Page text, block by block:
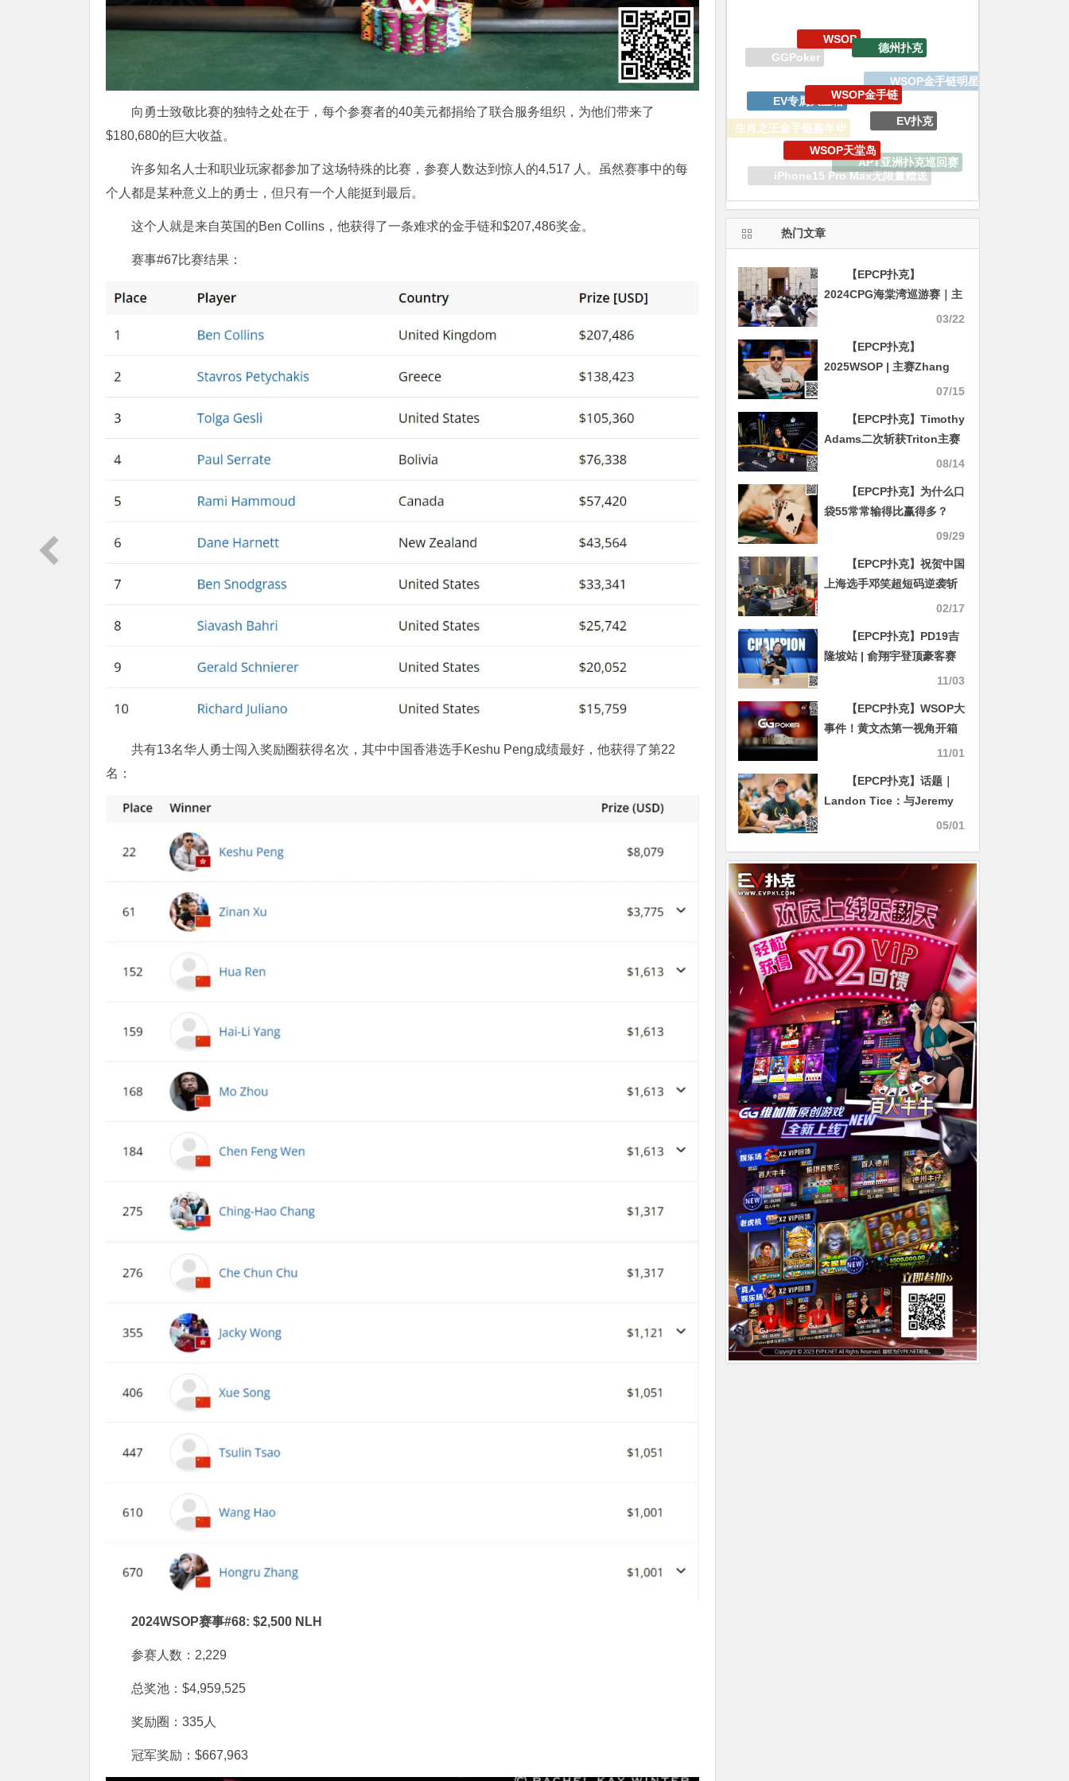
向勇士致敬比赛的独特之处在于，每个参赛者的40美元都捐给了联合服务组织，为他们带来了
$180,680的巨大收益。
许多知名人士和职业玩家都参加了这场特殊的比赛，参赛人数达到惊人的4,517 人。虽然赛事中的每
个人都是某种意义上的勇士，但只有一个人能挺到最后。
这个人就是来自英国的Ben Collins，他获得了一条难求的金手链和$207,486奖金。
赛事#67比赛结果：
共有13名华人勇士闯入奖励圈获得名次，其中中国香港选手Keshu Peng成绩最好，他获得了第22
名：
2024WSOP赛事#68: $2,500 NLH
参赛人数：2,229
总奖池：$4,959,525
奖励圈：335人
冠军奖励：$667,963
WSOP金手链明星趴
WCOOP
生肖之王金手链嘉年华
EV专属大宝箱
WSOP金手链
EV扑克
APT亚洲扑克巡回赛
iPhone15 Pro Max无限量赠送
WSOP天堂岛
热门文章
【EPCP扑克】
2024CPG海棠湾巡游赛｜主
赛事28人晋级第四轮 李育林
03/22
【EPCP扑克】
2025WSOP | 主赛Zhang
二大记分牌晋级赛事92
07/15
【EPCP扑克】Timothy
Adams二次斩获Triton主赛
事冠军，入账418万刀！08/14
【EPCP扑克】为什么口
袋55常常输得比赢得多？
09/29
【EPCP扑克】祝贺中国
上海选手邓笑超短码逆袭斩
夺JEJU杯冠军！其他国人选
更多赛事明日推出！
【SUPER CUP济州】
02/17
【EPCP扑克】PD19吉
隆坡站 | 俞翔宇登顶豪客赛
冠军，中国选手在多项赛事
11/03
【EPCP扑克】WSOP大
事件！黄文杰第一视角开箱
金手链，GGPoker正式完成
11/01
【EPCP扑克】话题｜
Landon Tice：与Jeremy
Becker无怨无仇，只想让他
05/01